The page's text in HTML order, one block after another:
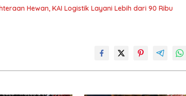
Hewan, KAI Logistik Layani Lebih dari 90 Ribu